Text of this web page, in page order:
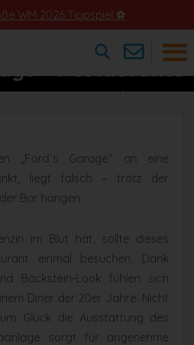
WM 2026 Tippspiel ⚽
×
– Restaurants
20er Jahre
„Ford´s Garage“ an eine
liegt falsch – trotz der
Bar hängen.
im Blut hat, sollte dieses
einmal besuchen. Dank
Backstein-Look fühlen sich
Diner der 20er Jahre. Nicht
Glück die Ausstattung des
sorgt für angenehme